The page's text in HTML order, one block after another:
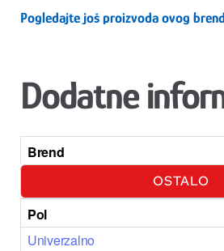
Pogledajte još proizvoda ovog
Dodatne
Brend
OSTALO
Pol
Univerzalno